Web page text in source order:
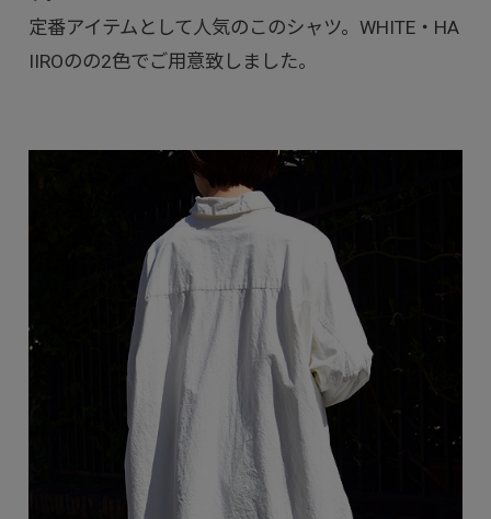
定番アイテムとして人気のこのシャツ。WHITE・HA
IIROのの2色でご用意致しました。